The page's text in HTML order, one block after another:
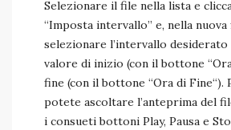
Selezionare il file nella lista e
“Imposta intervallo” e, nella
selezionare l’intervallo
valore di inizio (con il bottone
fine (con il bottone “Ora di Fine“).
potete ascoltare l’anteprima del
i consueti bottoni Play, Pausa e